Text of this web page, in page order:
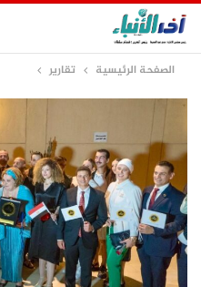
الصفحة الرئيسية تقارير